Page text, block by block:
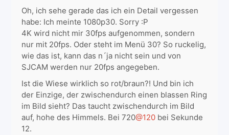
Oh, ich sehe gerade das ich ein Detail vergessen
habe: Ich meinte 1080p30. Sorry :P
4K wird nicht mir 30fps aufgenommen, sondern
nur mit 20fps. Oder steht im Menü 30? So ruckelig,
wie das ist, kann das n´ja nicht sein und von
SJCAM werden nur 20fps angegeben.
Ist die Wiese wirklich so rot/braun?! Und bin ich
der Einzige, der zwischendurch einen blassen Ring
im Bild sieht? Das taucht zwischendurch im Bild
auf, hohe des Himmels. Bei 720@120 bei Sekunde
12.